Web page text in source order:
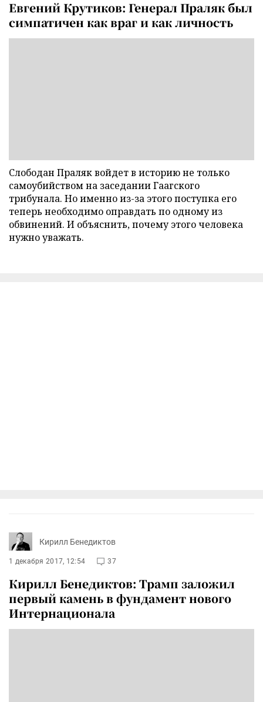
Евгений Крутиков: Генерал Праляк был
симпатичен как враг и как личность
Слободан Праляк войдет в историю не только
самоубийством на заседании Гаагского
трибунала. Но именно из-за этого поступка его
теперь необходимо оправдать по одному из
обвинений. И объяснить, почему этого человека
нужно уважать.
Кирилл Бенедиктов
1 декабря 2017, 12:54 37
Кирилл Бенедиктов: Трамп заложил
первый камень в фундамент нового
Интернационала